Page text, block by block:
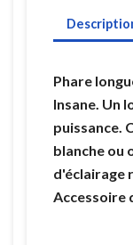
Phare
Insane. Un
puissance.
blanche ou
d'éclairage
Accessoire